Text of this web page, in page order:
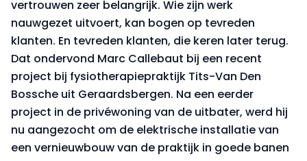
vertrouwen zeer belangrijk. Wie zijn werk
nauwgezet uitvoert, kan bogen op tevreden
klanten. En tevreden klanten, die keren later terug.
Dat ondervond Marc Callebaut bij een recent
project bij fysiotherapiepraktijk Tits-Van Den
Bossche uit Geraardsbergen. Na een eerder
project in de privéwoning van de uitbater, werd hij
nu aangezocht om de elek­trische installatie van
een vernieuwbouw van de praktijk in goede banen